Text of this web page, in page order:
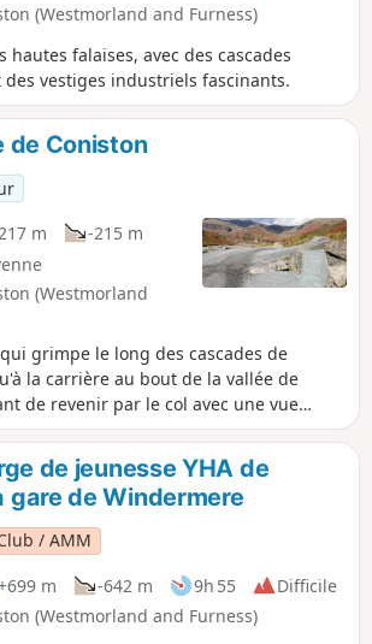
(Westmorland and Furness)
hautes falaises, avec des cascades
vestiges industriels fascinants.
de Coniston
m
-215 m
(Westmorland
grimpe le long des cascades de
la carrière au bout de la vallée de
de revenir par le col avec une vue
de Coniston et le lac. Tu peux
par une pinte bien méritée dans l'un des
village. Une superbe balade pour
de jeunesse YHA de
gare de Windermere
/ AMM
m -642 m 9h 55
Difficile
(Westmorland and Furness)